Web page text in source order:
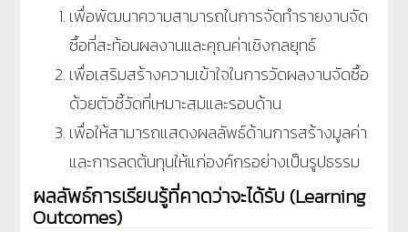
เพื่อพัฒนาความสามารถในการจัดทำรายงานจัด
ซื้อที่สะท้อนผลงานและคุณค่าเชิงกลยุทธ์
เพื่อเสริมสร้างความเข้าใจในการวัดผลงานจัดซื้อ
ด้วยตัวชี้วัดที่เหมาะสมและรอบด้าน
เพื่อให้สามารถแสดงผลลัพธ์ด้านการสร้างมูลค่า
และการลดต้นทุนให้แก่องค์กรอย่างเป็นรูปธรรม
ผลลัพธ์การเรียนรู้ที่คาดว่าจะได้รับ (Learning
Outcomes)